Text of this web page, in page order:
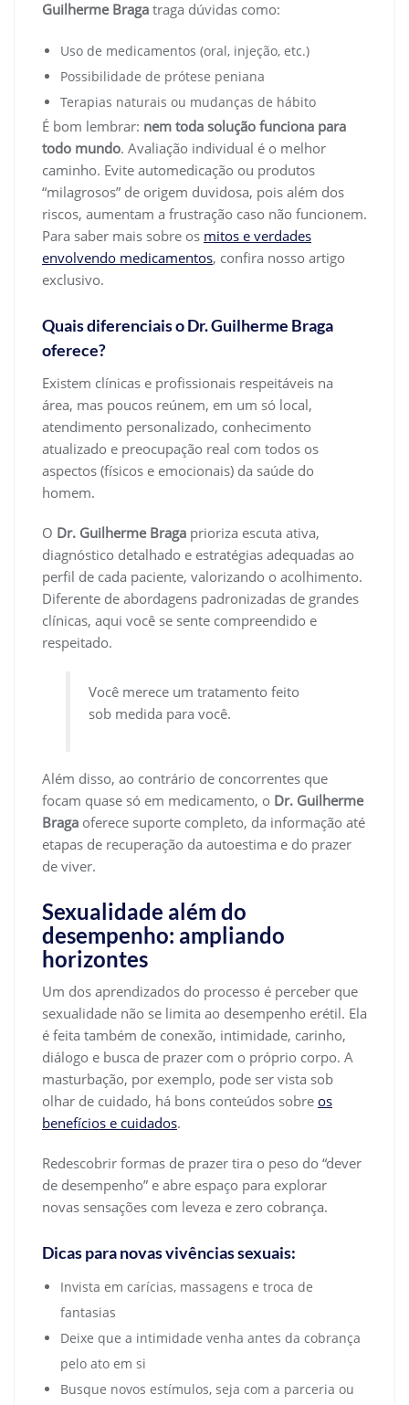
Guilherme Braga traga dúvidas como:
Uso de medicamentos (oral, injeção, etc.)
Possibilidade de prótese peniana
Terapias naturais ou mudanças de hábito
É bom lembrar: nem toda solução funciona para
todo mundo. Avaliação individual é o melhor
caminho. Evite automedicação ou produtos
“milagrosos” de origem duvidosa, pois além dos
riscos, aumentam a frustração caso não funcionem.
Para saber mais sobre os mitos e verdades
envolvendo medicamentos, confira nosso artigo
exclusivo.
Quais diferenciais o Dr. Guilherme Braga
oferece?
Existem clínicas e profissionais respeitáveis na
área, mas poucos reúnem, em um só local,
atendimento personalizado, conhecimento
atualizado e preocupação real com todos os
aspectos (físicos e emocionais) da saúde do
homem.
O Dr. Guilherme Braga prioriza escuta ativa,
diagnóstico detalhado e estratégias adequadas ao
perfil de cada paciente, valorizando o acolhimento.
Diferente de abordagens padronizadas de grandes
clínicas, aqui você se sente compreendido e
respeitado.
Você merece um tratamento feito
sob medida para você.
Além disso, ao contrário de concorrentes que
focam quase só em medicamento, o Dr. Guilherme
Braga oferece suporte completo, da informação até
etapas de recuperação da autoestima e do prazer
de viver.
Sexualidade além do
desempenho: ampliando
horizontes
Um dos aprendizados do processo é perceber que
sexualidade não se limita ao desempenho erétil. Ela
é feita também de conexão, intimidade, carinho,
diálogo e busca de prazer com o próprio corpo. A
masturbação, por exemplo, pode ser vista sob
olhar de cuidado, há bons conteúdos sobre os
benefícios e cuidados.
Redescobrir formas de prazer tira o peso do “dever
de desempenho” e abre espaço para explorar
novas sensações com leveza e zero cobrança.
Dicas para novas vivências sexuais:
Invista em carícias, massagens e troca de
fantasias
Deixe que a intimidade venha antes da cobrança
pelo ato em si
Busque novos estímulos, seja com a parceria ou